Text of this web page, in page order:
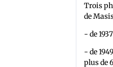
Trois
de
- de
- de
plus de